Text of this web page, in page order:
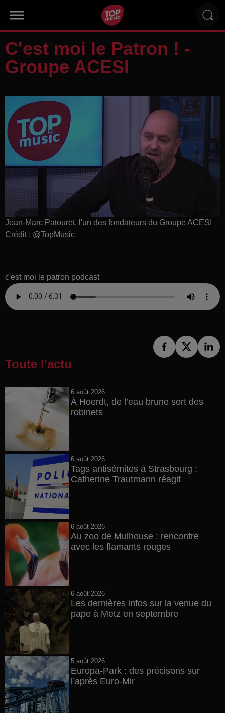
C'est moi le Patron ! -
Groupe ACESI
Jean-Marc Patouret, l'un des fondateurs du Groupe ACESI
Crédit : @TopMusic
c'est moi le patron podcast
Toute l'actu
6 août 2026
À Hoerdt, de l’eau brune sort des
robinets
6 août 2026
Tags antisémites à Strasbourg :
Catherine Trautmann réagit
6 août 2026
Au zoo de Mulhouse : rencontre
avec les flamants rouges
6 août 2026
Les dernières infos sur la venue du
pape à Metz en septembre
5 août 2026
Europa-Park : des précisons sur
l’après Euro-Mir